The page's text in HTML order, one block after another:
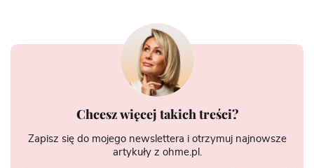
Chcesz więcej takich treści?
Zapisz się do mojego newslettera i otrzymuj najnowsze
artykuły z ohme.pl.